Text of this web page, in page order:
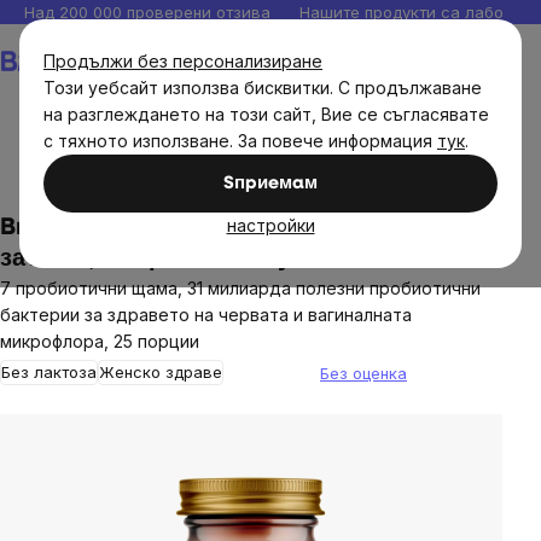
Продължи без персонализиране
Този уебсайт използва бисквитки. С продължаване
на разглеждането на този сайт, Вие се съгласявате
с тяхното използване. За повече информация тук.
Sпpиeмaм
настройки
Прескочи
към
съдържанието
Над 200 000 проверени отзива Нашите продукти са
BrainWoman
BrainMax Women Probiotics, пробиотици
за жени, 50 чревни капсули
7 пробиотични щама, 31 милиарда полезни пробиотични
бактерии за здравето на червата и вагиналната
микрофлора, 25 порции
Без лактоза Женско здраве
is
0,0
out
Без оценка